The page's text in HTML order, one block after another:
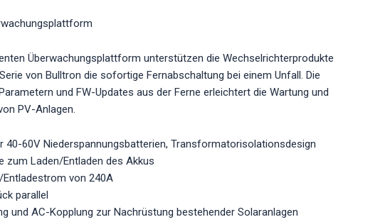
Überwachungsplattform unterstützen die Wechselrichterprodukte
von Bulltron die sofortige Fernabschaltung bei einem Unfall. Die
und FW-Updates aus der Ferne erleichtert die Wartung und
PV-Anlagen.
40-60V Niederspannungsbatterien, Transformatorisolationsdesign
zum Laden/Entladen des Akkus
von 240A
parallel
und AC-Kopplung zur Nachrüstung bestehender Solaranlagen